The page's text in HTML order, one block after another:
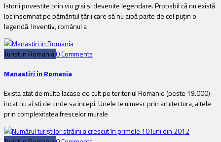
Istorii povestite prin viu grai şi devenite legendare. Probabil că nu există
loc însemnat pe pământul ţării care să nu aibă parte de cel puţin o
legendă. Inventiv, românul a
Turist in Romania0 Comments
Manastiri in Romania
Exista atat de multe lacase de cult pe teritoriul Romanie (peste 19.000)
incat nu ai sti de unde sa incepi. Unele te uimesc prin arhitectura, altele
prin complexitatea frescelor murale